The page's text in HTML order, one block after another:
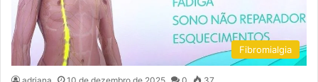
Fibromialgia